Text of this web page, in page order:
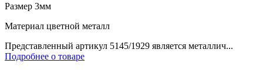
Размер 3мм
Материал цветной металл
Представленный артикул 5145/1929 является металлич...
Подробнее о товаре